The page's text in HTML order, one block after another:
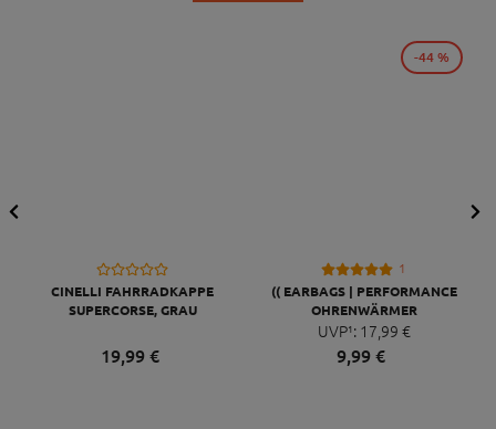
CINELLI FAHRRADKAPPE
SUPERCORSE, GRAU
19,99 €
1
(( EARBAGS | PERFORMANCE
OHRENWÄRMER
UVP¹: 17,99 €
9,99€
-44 %